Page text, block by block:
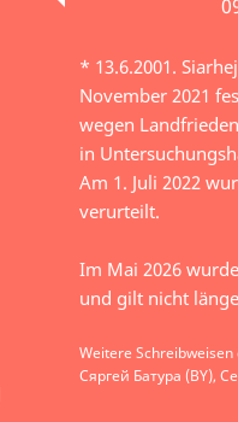
* 13.6.2001.
November 2021
wegen
in
Am 1. Juli 2022
verurteilt.
Im Mai 2026
und gilt nicht
Weitere
Сяргей Батура (BY),